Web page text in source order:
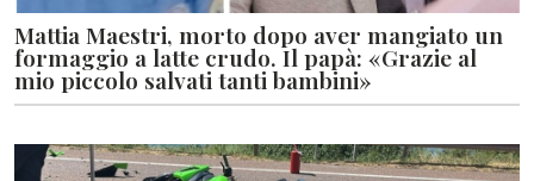
Mattia Maestri, morto dopo aver mangiato un
formaggio a latte crudo. Il papà: «Grazie al
mio piccolo salvati tanti bambini»